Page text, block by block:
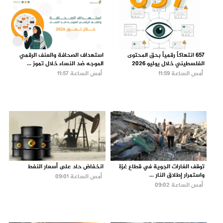
657 انتهاكاً رقمياً بحق المحتوى
الفلسطيني خلال يوليو 2026
أمس الساعة 11:59
استهداف الصحافة والعنف الرقمي
الموجه ضد النساء خلال تموز ...
أمس الساعة 11:57
توقف الغارات الجوية في قطاع غزة
واستمرار إطلاق النار ...
أمس الساعة 09:02
انخفاض حاد على أسعار النفط
أمس الساعة 09:01